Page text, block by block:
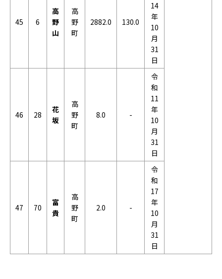
45 6
高
野
山
高
野
町
2882.0 130.0
14
年
10
月
31
日
46 28
花
坂
高
野
町
8.0 -
令
和
11
年
10
月
31
日
47 70
富
貴
高
野
町
2.0 -
令
和
17
年
10
月
31
日